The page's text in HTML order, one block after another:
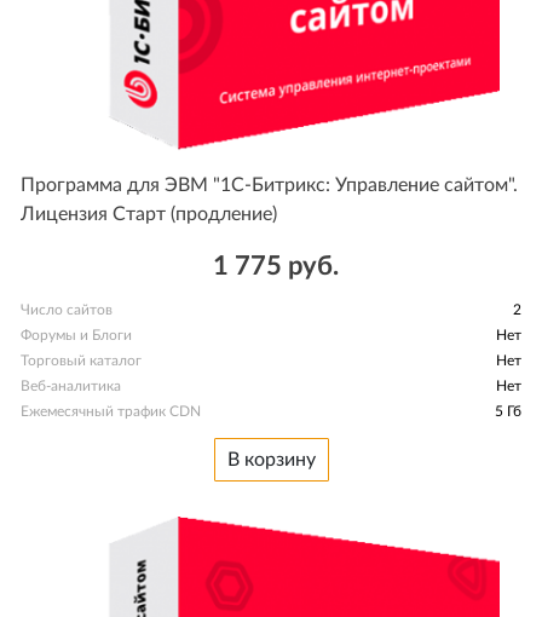
Программа для ЭВМ "1С-Битрикс: Управление сайтом".
Лицензия Старт (продление)
1 775 руб.
Число сайтов
2
Форумы и Блоги
Нет
Торговый каталог
Нет
Веб-аналитика
Нет
Ежемесячный трафик CDN
5 Гб
В корзину